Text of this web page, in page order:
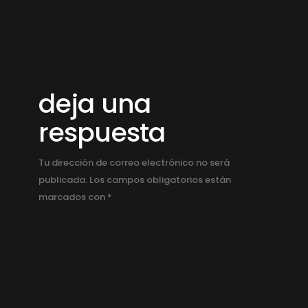
deja una
respuesta
Tu dirección de correo electrónico no será
publicada. Los campos obligatorios están
marcados con *